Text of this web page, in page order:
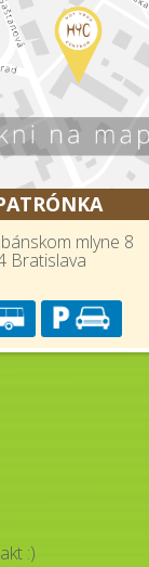
mlyne 8
Bratislava
:)